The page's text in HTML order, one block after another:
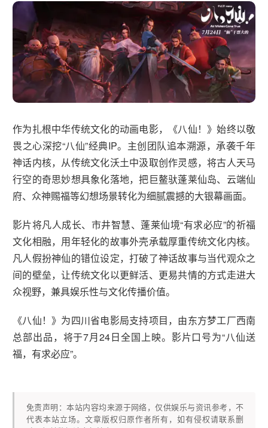
作为扎根中华传统文化的动画电影，《八仙！》始终以敬
畏之心深挖“八仙”经典IP。主创团队追本溯源，承袭千年
神话内核，从传统文化沃土中汲取创作灵感，将古人天马
行空的奇思妙想具象化落地，把巨鳌驮蓬莱仙岛、云端仙
府、众神赐福等幻想场景转化为细腻震撼的大银幕画面。
影片将凡人成长、市井智慧、蓬莱仙境“有求必应”的祈福
文化相融，用年轻化的故事外壳承载厚重传统文化内核。
凡人假扮神仙的错位设定，打破了神话故事与当代观众之
间的壁垒，让传统文化以更鲜活、更易共情的方式走进大
众视野，兼具娱乐性与文化传播价值。
《八仙！》为四川省电影局支持项目，由东方梦工厂西南
总部出品，将于7月24日全国上映。影片口号为“八仙送
福，有求必应”。
免责声明：本站内容均来源于网络，仅供娱乐与资讯参考，不
代表本站立场。文章版权归原作者所有，如有侵权请联系删